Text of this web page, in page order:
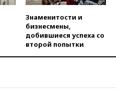
Знаменитости и
бизнесмены,
добившиеся успеха со
второй попытки